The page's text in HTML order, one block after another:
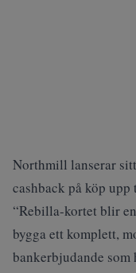
Northmill lanserar
cashback på köp
“Rebilla-kortet blir
bygga ett komplett,
bankerbjudande som